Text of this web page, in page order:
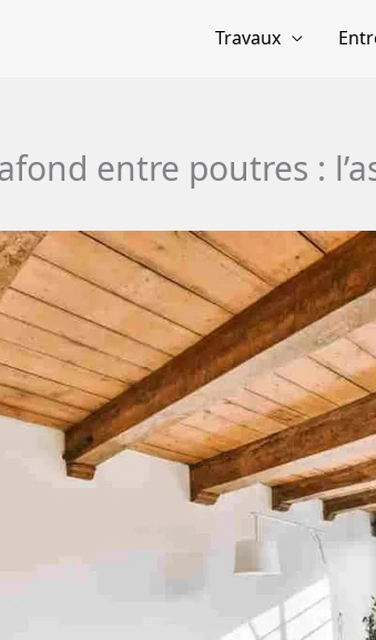
Travaux
entre poutres :